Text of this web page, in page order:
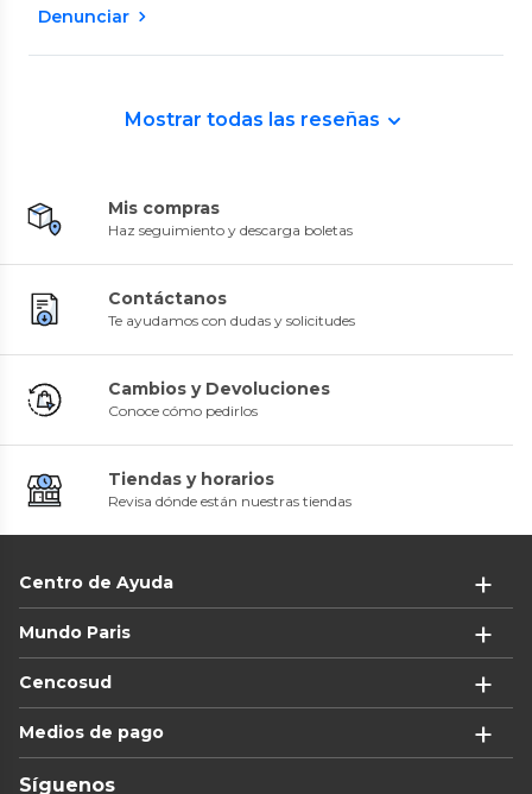
Denunciar
Mostrar todas las reseñas
Mis compras
Haz seguimiento y descarga boletas
Contáctanos
Te ayudamos con dudas y solicitudes
Cambios y Devoluciones
Conoce cómo pedirlos
Tiendas y horarios
Revisa dónde están nuestras tiendas
Centro de Ayuda
Mundo Paris
Cencosud
Medios de pago
Síguenos